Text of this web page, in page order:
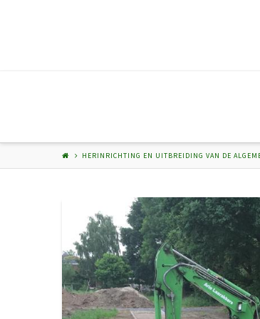
HERINRICHTING EN UITBREIDING VAN DE